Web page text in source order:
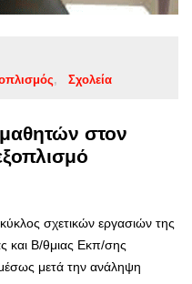
Σχολεία
στον
σχετικών εργασιών της
και Β/θμιας Εκπ/σης
μετά την ανάληψη